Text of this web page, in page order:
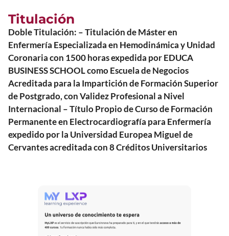
Titulación
Doble Titulación: – Titulación de Máster en
Enfermería Especializada en Hemodinámica y Unidad
Coronaria con 1500 horas expedida por EDUCA
BUSINESS SCHOOL como Escuela de Negocios
Acreditada para la Impartición de Formación Superior
de Postgrado, con Validez Profesional a Nivel
Internacional – Título Propio de Curso de Formación
Permanente en Electrocardiografía para Enfermería
expedido por la Universidad Europea Miguel de
Cervantes acreditada con 8 Créditos Universitarios